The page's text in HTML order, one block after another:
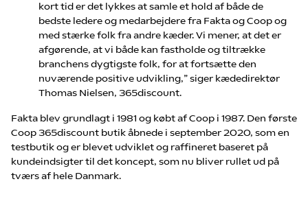
kort tid er det lykkes at samle et hold af både de
bedste ledere og medarbejdere fra Fakta og Coop og
med stærke folk fra andre kæder. Vi mener, at det er
afgørende, at vi både kan fastholde og tiltrække
branchens dygtigste folk, for at fortsætte den
nuværende positive udvikling,” siger kædedirektør
Thomas Nielsen, 365discount.
Fakta blev grundlagt i 1981 og købt af Coop i 1987. Den første
Coop 365discount butik åbnede i september 2020, som en
testbutik og er blevet udviklet og raffineret baseret på
kundeindsigter til det koncept, som nu bliver rullet ud på
tværs af hele Danmark.